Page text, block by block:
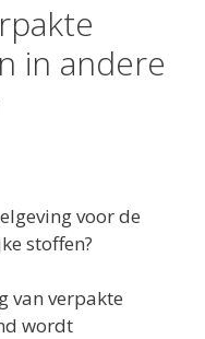
in andere
voor de
stoffen?
van verpakte
wordt